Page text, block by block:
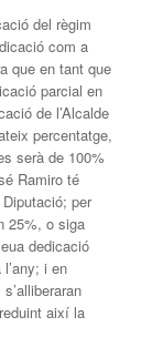
del règim
com a
que en tant que
parcial en
de l’Alcalde
percentatge,
serà de 100%
Ramiro té
per
25%, o siga
dedicació
i en
així la